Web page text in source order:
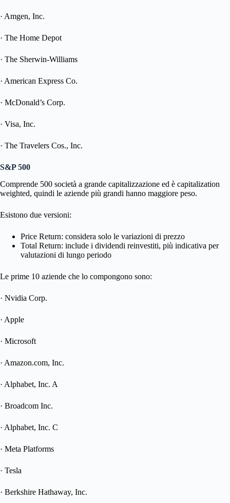
· Amgen, Inc.
· The Home Depot
· The Sherwin-Williams
· American Express Co.
· McDonald’s Corp.
· Visa, Inc.
· The Travelers Cos., Inc.
S&P 500
Comprende 500 società a grande capitalizzazione ed è capitalization
weighted, quindi le aziende più grandi hanno maggiore peso.
Esistono due versioni:
Price Return: considera solo le variazioni di prezzo
Total Return: include i dividendi reinvestiti, più indicativa per
valutazioni di lungo periodo
Le prime 10 aziende che lo compongono sono:
· Nvidia Corp.
· Apple
· Microsoft
· Amazon.com, Inc.
· Alphabet, Inc. A
· Broadcom Inc.
· Alphabet, Inc. C
· Meta Platforms
· Tesla
· Berkshire Hathaway, Inc.